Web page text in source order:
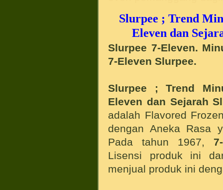
Slurpee ; Trend
Eleven dan
Slurpee 7-Eleven.
7-Eleven Slurpee.
Slurpee ; Trend
Eleven dan Sejarah
adalah Flavored
dengan Aneka Rasa
Pada tahun 1967,
Lisensi produk ini
menjual produk ini